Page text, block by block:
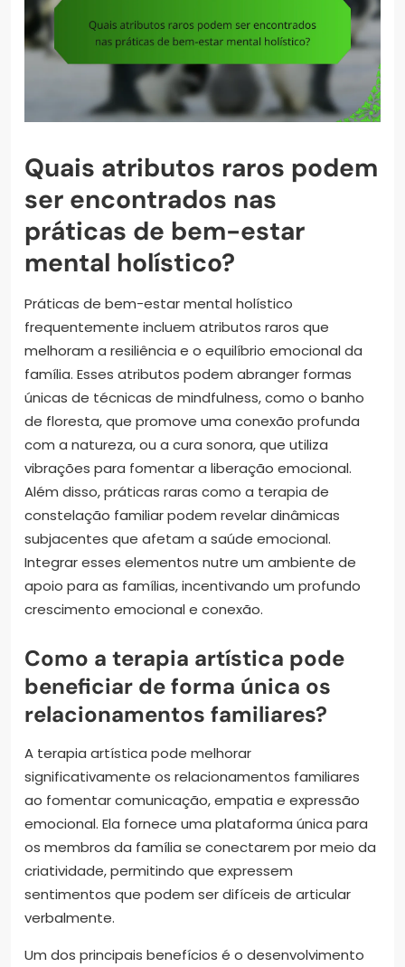
Quais atributos raros podem
ser encontrados nas
práticas de bem-estar
mental holístico?
Práticas de bem-estar mental holístico
frequentemente incluem atributos raros que
melhoram a resiliência e o equilíbrio emocional da
família. Esses atributos podem abranger formas
únicas de técnicas de mindfulness, como o banho
de floresta, que promove uma conexão profunda
com a natureza, ou a cura sonora, que utiliza
vibrações para fomentar a liberação emocional.
Além disso, práticas raras como a terapia de
constelação familiar podem revelar dinâmicas
subjacentes que afetam a saúde emocional.
Integrar esses elementos nutre um ambiente de
apoio para as famílias, incentivando um profundo
crescimento emocional e conexão.
Como a terapia artística pode
beneficiar de forma única os
relacionamentos familiares?
A terapia artística pode melhorar
significativamente os relacionamentos familiares
ao fomentar comunicação, empatia e expressão
emocional. Ela fornece uma plataforma única para
os membros da família se conectarem por meio da
criatividade, permitindo que expressem
sentimentos que podem ser difíceis de articular
verbalmente.
Um dos principais benefícios é o desenvolvimento